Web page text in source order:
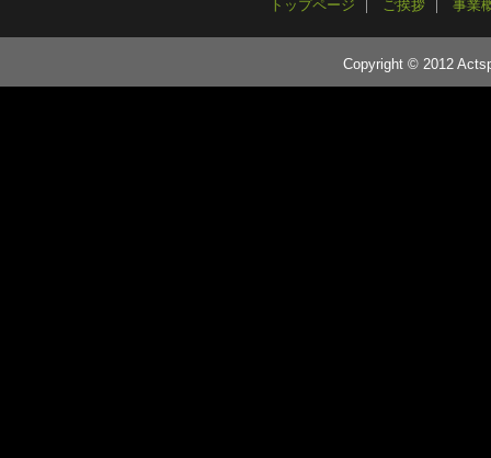
トップページ ご挨拶 事業
Copyright © 2012